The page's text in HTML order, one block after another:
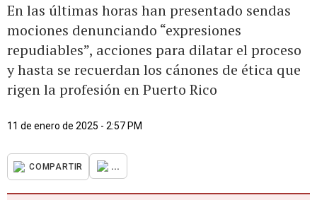
En las últimas horas han presentado sendas
mociones denunciando “expresiones
repudiables”, acciones para dilatar el proceso
y hasta se recuerdan los cánones de ética que
rigen la profesión en Puerto Rico
11 de enero de 2025 - 2:57 PM
COMPARTIR ...